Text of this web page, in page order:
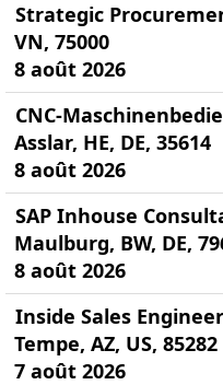
Strategic
VN, 75000
8 août 2026
CNC-
Asslar, HE, DE, 35614
8 août 2026
SAP Inhouse
Maulburg, BW, DE,
8 août 2026
Inside Sales Engineer
Tempe, AZ, US, 85282
7 août 2026